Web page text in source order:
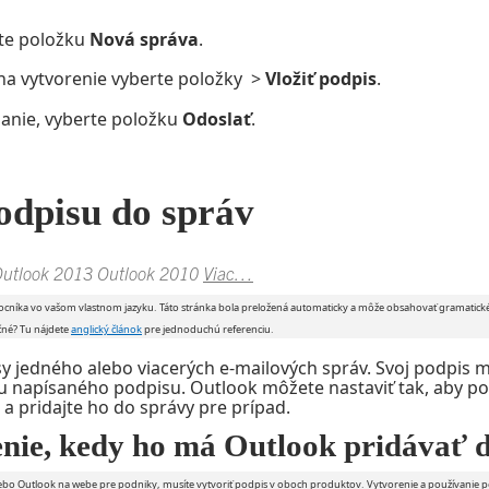
položku Nová správa.
vytvorenie vyberte položky >Vložiť podpis.
vyberte položku Odoslať.
do správ
2013 Outlook 2010 Viac…
vo vašom vlastnom jazyku. Táto stránka bola preložená automaticky a môže obsahovať
Tu nájdeteanglický článokpre jednoduchú referenciu.
alebo viacerých e-mailových správ. Svoj podpis
podpisu. Outlook môžete nastaviť tak, aby
pridajte ho do správy pre prípad.
kedy ho má Outlook pridávať
Outlook na webe pre podniky, musíte vytvoriť podpis v oboch produktov. Vytvorenie a používanie